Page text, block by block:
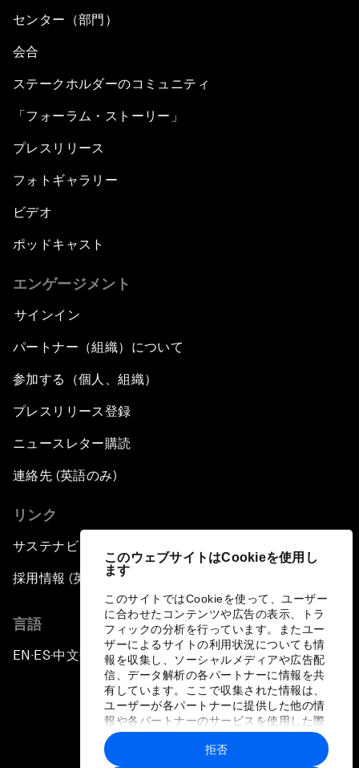
このウェブサイトはCookieを使用し
ます
このサイトではCookieを使って、ユーザー
に合わせたコンテンツや広告の表示、トラ
フィックの分析を行っています。またユー
ザーによるサイトの利用状況についても情
報を収集し、ソーシャルメディアや広告配
信、データ解析の各パートナーに情報を共
有しています。ここで収集された情報は、
ユーザーが各パートナーに提供した他の情
報や各パートナーのサービスを使用した際
に収集された情報と組み合わされ、各パー
トナーによって使用されることがありま
拒否
センター（部門）
会合
ステークホルダーのコミュニティ
「フォーラム・ストーリー」
プレスリリース
フォトギャラリー
ビデオ
ポッドキャスト
エンゲージメント
サインイン
パートナー（組織）について
参加する（個人、組織）
プレスリリース登録
ニュースレター購読
連絡先 (英語のみ)
リンク
サステナビリティへの取り組み
採用情報 (英語のみ)
言語
EN ▪ES▪中文▪ 日本語
プライバシーポリシーと利用規約